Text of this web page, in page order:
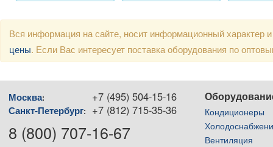
Вся информация на сайте, носит информационный
цены. Если Вас интересует поставка оборудования по
Москва: +7 (495) 504-15-16
Санкт-Петербург: +7 (812) 715-35-36
8 (800) 707-16-67
Кондиционеры
Вентиляция